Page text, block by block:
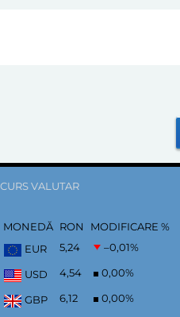
CURS VALUTAR
MONEDĂ RON
MODIFICARE %
EUR
5,24 –0,01%
USD 4,54 0,00%
GBP 6,12 0,00%